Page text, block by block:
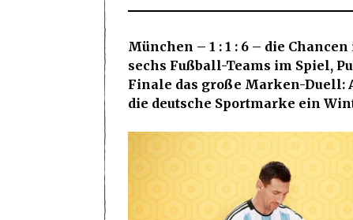
München – 1 : 1 : 6 – die
sechs Fußball-Teams im Spiel,
Finale das große Marken-Duell:
die deutsche Sportmarke ein